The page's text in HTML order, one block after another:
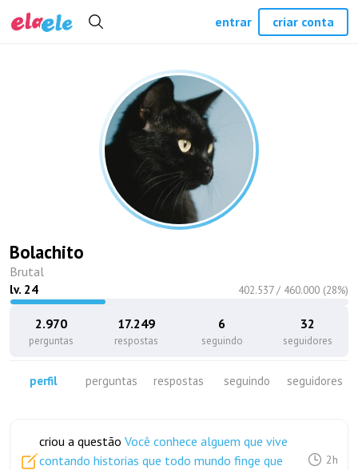
Bolachito
Brutal
lv. 24 402.537/ 460.000 (28%)
2.970
perguntas
17.249
respostas
6
seguindo
32
seguidores
perfil perguntas respostas seguindo seguidores
criou a questão Você conhece alguem que vive
contando historias que todo mundo finge que
2h
entrar criar conta